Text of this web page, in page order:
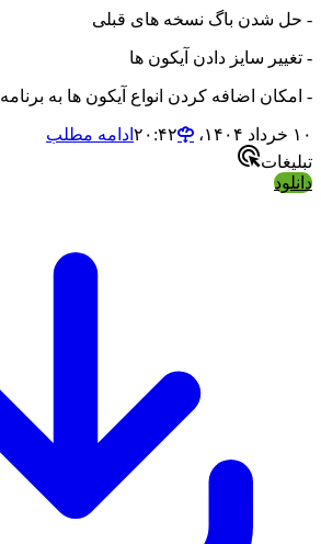
- حل شدن باگ نسخه های قبلی
- تغییر سایز دادن آیکون ها
- امکان اضافه کردن انواع آیکون ها به برنامه
۱۰ خرداد ۱۴۰۴،‏ ۲۰:۴۲
ادامه مطلب
تبلیغات
دانلود